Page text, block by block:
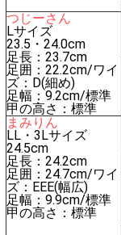
つじーさん
Lサイズ
23.5・24.0cm
足長：23.7cm
足囲：22.2cm/ワイ
ズ：D(細め)
足幅：9.2cm/標準
甲の高さ：標準
まみりん
LL・3Lサイズ
24.5cm
足長：24.2cm
足囲：24.7cm/ワイ
ズ：EEE(幅広)
足幅：9.9cm/標準
甲の高さ：標準